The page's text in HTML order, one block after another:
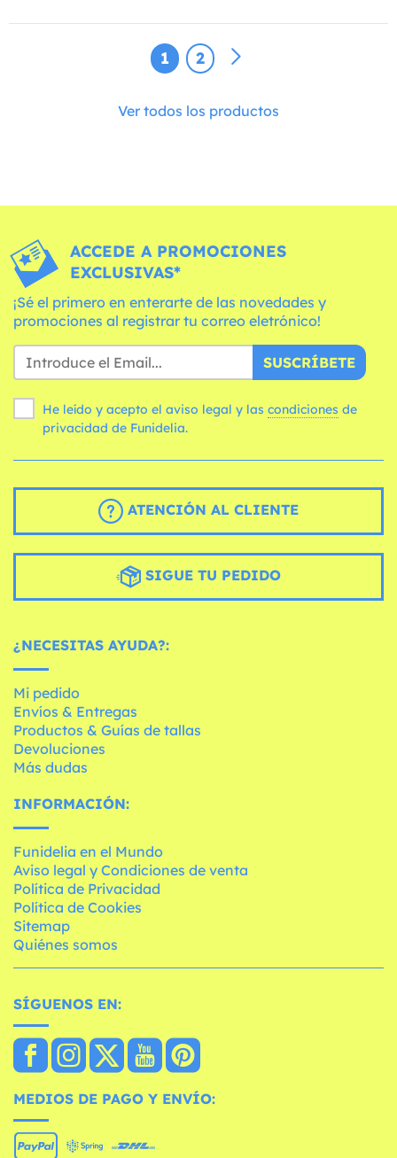
1 2
Ver todos los productos
ACCEDE A PROMOCIONES
EXCLUSIVAS*
¡Sé el primero en enterarte de las novedades y
promociones al registrar tu correo eletrónico!
SUSCRÍBETE
He leído y acepto el aviso legal y las condiciones
privacidad de Funidelia.
ATENCIÓN AL CLIENTE
SIGUE TU PEDIDO
¿NECESITAS AYUDA?:
Mi pedido
Envíos & Entregas
Productos & Guías de tallas
Devoluciones
Más dudas
INFORMACIÓN:
Funidelia en el Mundo
Aviso legal y Condiciones de venta
Política de Privacidad
Política de Cookies
Sitemap
Quiénes somos
SÍGUENOS EN:
MEDIOS DE PAGO Y ENVÍO: